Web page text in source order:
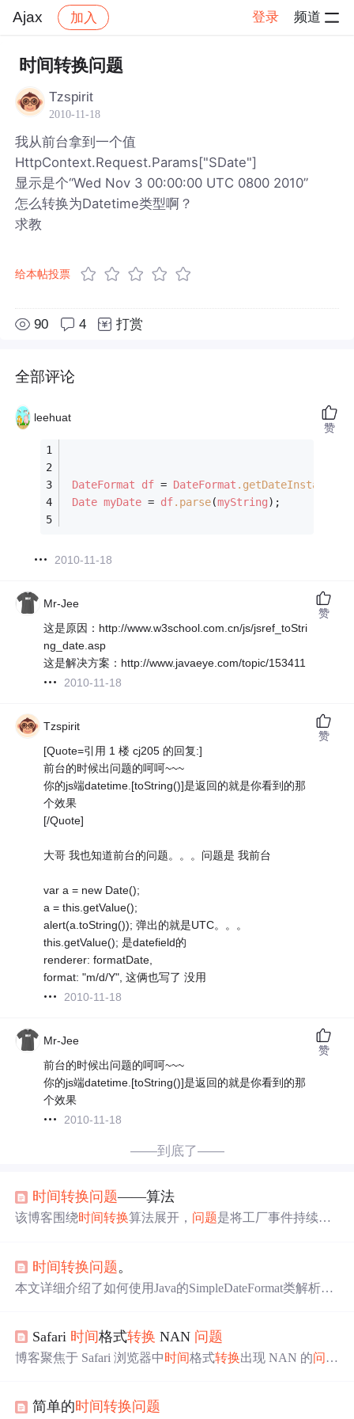
Ajax 加入 登录 频道
社区 Ajax 帖子详情
时间转换问题
Tzspirit
2010-11-18
我从前台拿到一个值
HttpContext.Request.Params["SDate"]
显示是个“Wed Nov 3 00:00:00 UTC 0800 2010”
怎么转换为Datetime类型啊？
求教
给本帖投票
90 4 打赏
全部评论
leehuat
DateFormat df = DateFormat .getDateInstance
Date myDate = df.parse(myString);
2010-11-18
赞
Mr-Jee
这是原因：http://www.w3school.com.cn/js/jsref_toStri
ng_date.asp
这是解决方案：http://www.javaeye.com/topic/153411
2010-11-18
赞
Tzspirit
[Quote=引用 1 楼 cj205 的回复:]
前台的时候出问题的呵呵~~~
你的js端datetime.[toString()]是返回的就是你看到的那
个效果
[/Quote]
大哥 我也知道前台的问题。。。问题是 我前台
var a = new Date();
a = this.getValue();
alert(a.toString()); 弹出的就是UTC。。。
this.getValue(); 是datefield的
renderer: formatDate,
format: "m/d/Y", 这俩也写了 没用
2010-11-18
赞
Mr-Jee
前台的时候出问题的呵呵~~~
你的js端datetime.[toString()]是返回的就是你看到的那
个效果
2010-11-18
赞
——到底了——
时间转换问题——算法
该博客围绕时间转换算法展开， 问题是将工厂事件持续的
的换算，从最大可用数开始逐步分解，类似数的分解
。
时间转换问题。
本文详细介绍了如何使用Java的SimpleDateFormat类解析特
Safari 时间格式转换 NAN 问题
博客聚焦于 Safari 浏览器中时间格式转换出现 NAN 的问题
简单的时间转换问题